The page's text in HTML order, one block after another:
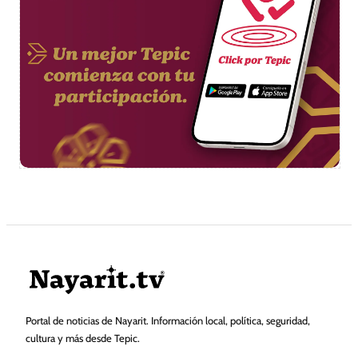
Portal de noticias de Nayarit. Información local, política, seguridad,
cultura y más desde Tepic.